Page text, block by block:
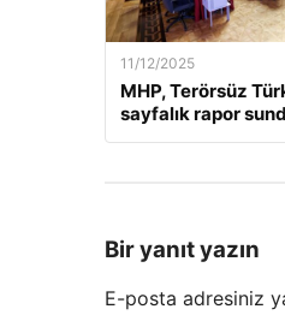
11/12/2025
MHP, Terörsüz
sayfalık rapor
Bir yanıt yazın
E-posta adresiniz